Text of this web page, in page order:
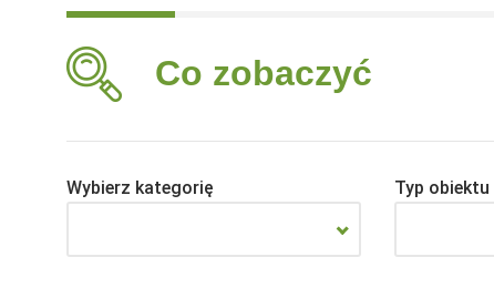
Co zobaczyć
Wybierz kategorię Typ obiektu